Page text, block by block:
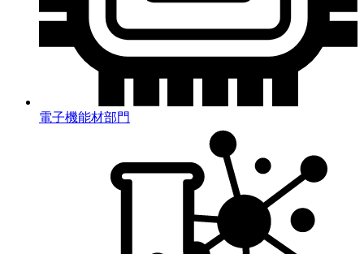
電子機能材部門